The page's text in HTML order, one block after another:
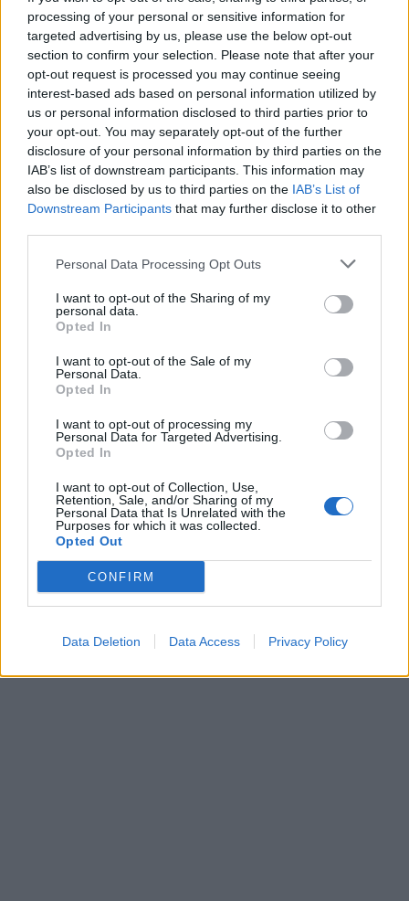
processing of your personal or sensitive information for
targeted advertising by us, please use the below opt-out
section to confirm your selection. Please note that after your
opt-out request is processed you may continue seeing
interest-based ads based on personal information utilized by
us or personal information disclosed to third parties prior to
your opt-out. You may separately opt-out of the further
disclosure of your personal information by third parties on the
IAB’s list of downstream participants. This information may
also be disclosed by us to third parties on the IAB’s List of
Downstream Participants that may further disclose it to other
Personal Data Processing Opt Outs
I want to opt-out of the Sharing of my
personal data.
Opted In
I want to opt-out of the Sale of my
Personal Data.
Opted In
I want to opt-out of processing my
Personal Data for Targeted Advertising.
Opted In
I want to opt-out of Collection, Use,
Retention, Sale, and/or Sharing of my
Personal Data that Is Unrelated with the
Purposes for which it was collected.
Opted Out
CONFIRM
Data Deletion Data Access Privacy Policy